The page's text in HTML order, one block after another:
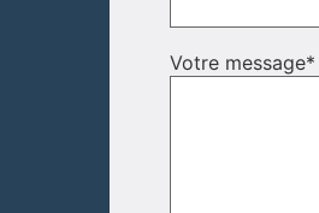
Votre message*